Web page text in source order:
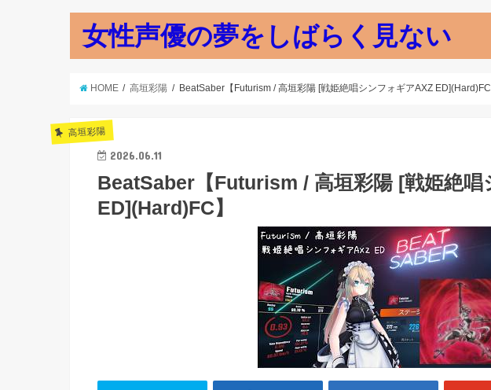
女性声優の夢をしばらく見ない
HOME 高垣彩陽 BeatSaber【Futurism / 高垣彩陽 [戦姫絶唱シンフォギアAXZ ED](Hard)FC
高垣彩陽
2026.06.11
BeatSaber【Futurism / 高垣彩陽 [戦姫絶
ED](Hard)FC】